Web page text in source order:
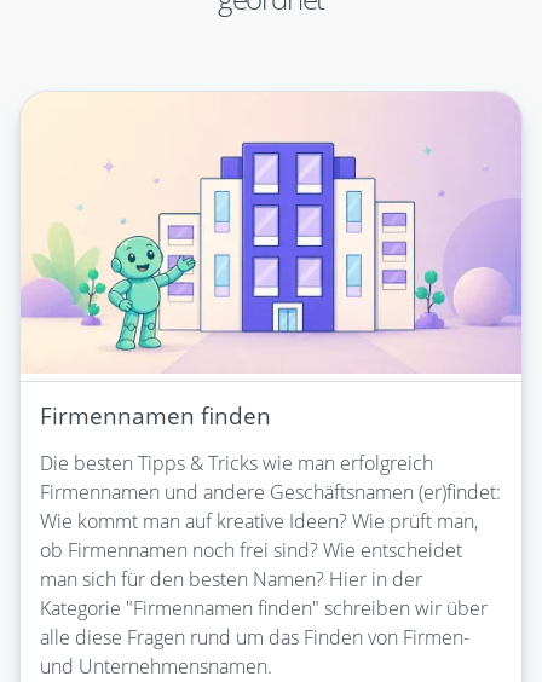
Firmennamen finden
Die besten Tipps & Tricks wie man erfolgreich
Firmennamen und andere Geschäftsnamen (er)findet:
Wie kommt man auf kreative Ideen? Wie prüft man,
ob Firmennamen noch frei sind? Wie entscheidet
man sich für den besten Namen? Hier in der
Kategorie "Firmennamen finden" schreiben wir über
alle diese Fragen rund um das Finden von Firmen-
und Unternehmensnamen.